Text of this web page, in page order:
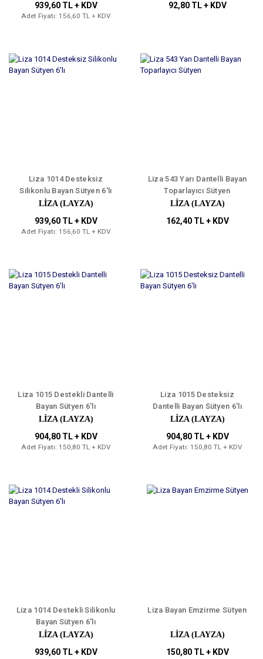
939,60 TL + KDV
Adet Fiyatı: 156,60 TL + KDV
92,80 TL + KDV
Liza 1014 Desteksiz
Silikonlu Bayan Sütyen 6'lı
LIZA (LAYZA)
939,60 TL + KDV
Adet Fiyatı: 156,60 TL + KDV
Liza 543 Yarı Dantelli Bayan
Toparlayıcı Sütyen
LIZA (LAYZA)
162,40 TL + KDV
Liza 1015 Destekli Dantelli
Bayan Sütyen 6'lı
LIZA (LAYZA)
904,80 TL + KDV
Adet Fiyatı: 150,80 TL + KDV
Liza 1015 Desteksiz
Dantelli Bayan Sütyen 6'lı
LIZA (LAYZA)
904,80 TL + KDV
Adet Fiyatı: 150,80 TL + KDV
Liza 1014 Destekli Silikonlu
Bayan Sütyen 6'lı
LIZA (LAYZA)
939,60 TL + KDV
Liza Bayan Emzirme Sütyen
LIZA (LAYZA)
150,80 TL + KDV